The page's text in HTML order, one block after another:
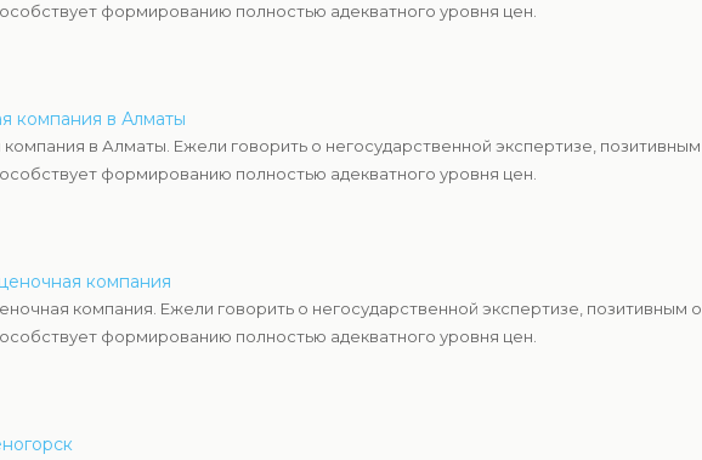
формированию полностью адекватного уровня цен.
компания в Алматы
в Алматы. Ежели говорить о негосударственной экспертизе,
формированию полностью адекватного уровня цен.
компания
компания. Ежели говорить о негосударственной экспертизе, позитивным
формированию полностью адекватного уровня цен.